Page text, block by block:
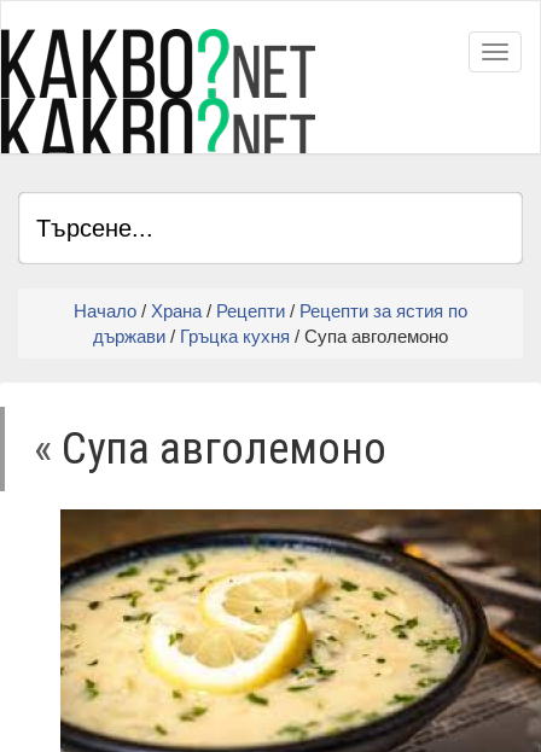
Начало / Храна / Рецепти / Рецепти за ястия по
държави / Гръцка кухня / Супа авголемоно
« Супа авголемоно